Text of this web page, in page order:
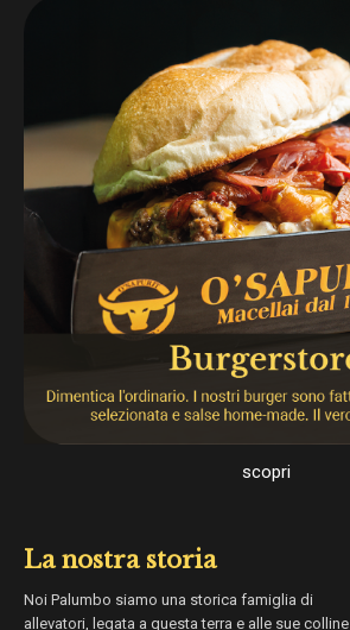
scopri
La nostra storia
Noi Palumbo siamo una storica famiglia di
allevatori, legata a questa terra e alle sue colline